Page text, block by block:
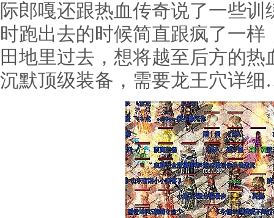
际郎嘎还跟热血传奇说了一些
时跑出去的时候简直跟疯了一
田地里过去，想将越至后方的
沉默顶级装备，需要龙王穴详